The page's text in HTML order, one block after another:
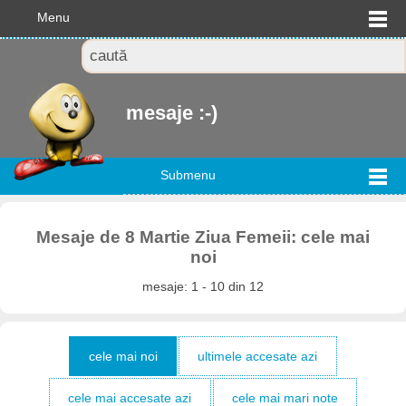
Menu
mesaje :-)
Submenu
Mesaje de 8 Martie Ziua Femeii: cele mai
noi
mesaje: 1 - 10 din 12
cele mai noi ultimele accesate azi
cele mai accesate azi cele mai mari note